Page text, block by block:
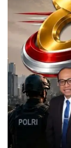
Terlebih, bagi
dengan
Seperti
Bogor Selatan
jumlah SMP dan
Padahal,
agar Disdik bisa
penyebaran
dilakukan oleh